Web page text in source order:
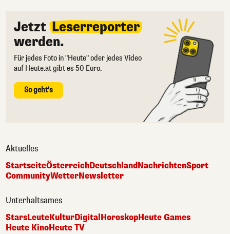
Jetzt Leserreporter
werden.
Für jedes Foto in "Heute" oder jedes Video
auf Heute.at gibt es 50 Euro.
So geht's
Aktuelles
StartseiteÖsterreichDeutschlandNachrichtenSport
CommunityWetterNewsletter
Unterhaltsames
StarsLeuteKulturDigital HoroskopHeute Games
Heute KinoHeute TV